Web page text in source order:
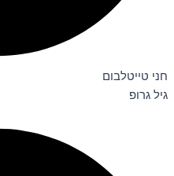
חני טייטלבום
גיל גרופ